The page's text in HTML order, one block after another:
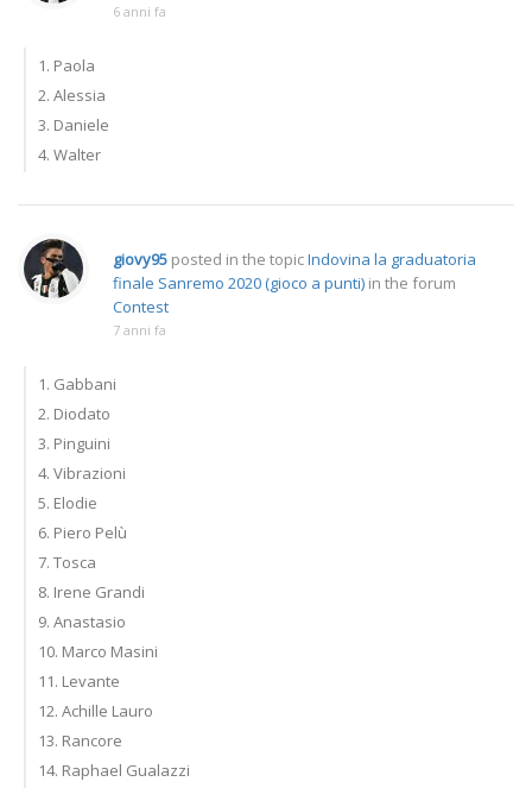
6 anni fa
1. Paola
2. Alessia
3. Daniele
4. Walter
giovy95 posted in the topicIndovina la graduatoria
finale Sanremo 2020 (gioco a punti) in the forum
Contest
7 anni fa
1. Gabbani
2. Diodato
3. Pinguini
4. Vibrazioni
5. Elodie
6. Piero Pelù
7. Tosca
8. Irene Grandi
9. Anastasio
10. Marco Masini
11. Levante
12. Achille Lauro
13. Rancore
14. Raphael Gualazzi